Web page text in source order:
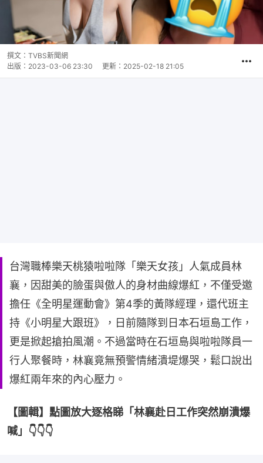
撰文： TVBS新聞網
出版： 2023-03-06 23:30 更新： 2025-02-18 21:05
台灣職棒樂天桃猿啦啦隊「樂天女孩」人氣成員林
襄，因甜美的臉蛋與傲人的身材曲線爆紅，不僅受邀
擔任《全明星運動會》第4季的黃隊經理，還代班主
持《小明星大跟班》，日前隨隊到日本石垣島工作，
更是掀起搶拍風潮。不過當時在石垣島與啦啦隊員一
行人聚餐時，林襄竟無預警情緒潰堤爆哭，鬆口說出
爆紅兩年來的內心壓力。
【圖輯】點圖放大逐格睇「林襄赴日工作突然崩潰爆
喊」👇👇👇